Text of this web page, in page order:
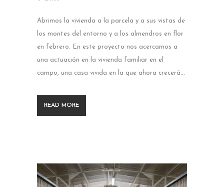
Abrimos la vivienda a la parcela y a sus vistas de
los montes del entorno y a los almendros en flor
en febrero. En este proyecto nos acercamos a
una actuación en la vivienda familiar en el
campo, una casa vivida en la que ahora crecerá...
READ MORE